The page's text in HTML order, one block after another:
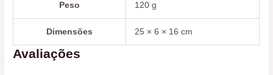
Peso 120 g
Dimensões 25 × 6 × 16 cm
Avaliações